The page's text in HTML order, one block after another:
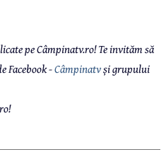
pe Câmpinatv.ro! Te invităm să
Facebook -Câmpinatvși grupului